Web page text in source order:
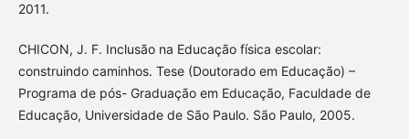
2011.
CHICON, J. F. Inclusão na Educação física escolar:
construindo caminhos. Tese (Doutorado em Educação) –
Programa de pós- Graduação em Educação, Faculdade de
Educação, Universidade de São Paulo. São Paulo, 2005.